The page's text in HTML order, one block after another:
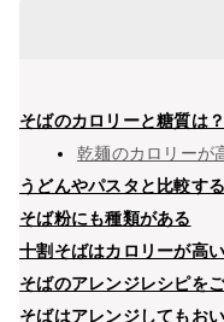
そばのカロリーと糖質は？
乾麺のカロリーが
うどんやパスタと比較す
そば粉にも種類がある
十割そばはカロリーが高
そばのアレンジレシピを
そばはアレンジしてもお